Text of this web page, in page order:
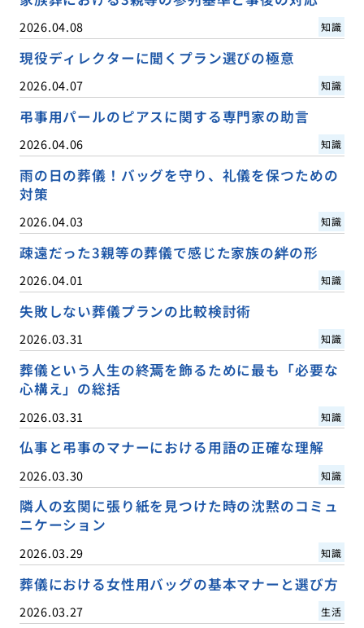
2026.04.08 知識
現役ディレクターに聞くプラン選びの極意
2026.04.07 知識
弔事用パールのピアスに関する専門家の助言
2026.04.06 知識
雨の日の葬儀！バッグを守り、礼儀を保つための
対策
2026.04.03 知識
疎遠だった3親等の葬儀で感じた家族の絆の形
2026.04.01 知識
失敗しない葬儀プランの比較検討術
2026.03.31 知識
葬儀という人生の終焉を飾るために最も「必要な
心構え」の総括
2026.03.31 知識
仏事と弔事のマナーにおける用語の正確な理解
2026.03.30 知識
隣人の玄関に張り紙を見つけた時の沈黙のコミュ
ニケーション
2026.03.29 知識
葬儀における女性用バッグの基本マナーと選び方
2026.03.27 生活